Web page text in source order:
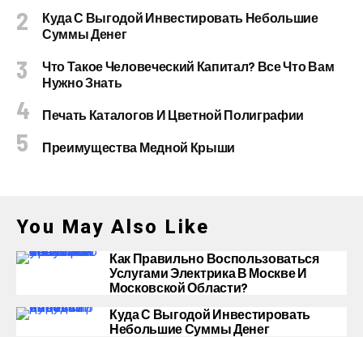
Куда С Выгодой Инвестировать Небольшие
Суммы Денег
Что Такое Человеческий Капитал? Все Что Вам
Нужно Знать
Печать Каталогов И Цветной Полиграфии
Преимущества Медной Крыши
You May Also Like
Как Правильно Воспользоваться
Услугами Электрика В Москве И
Московской Области?
Куда С Выгодой Инвестировать
Небольшие Суммы Денег